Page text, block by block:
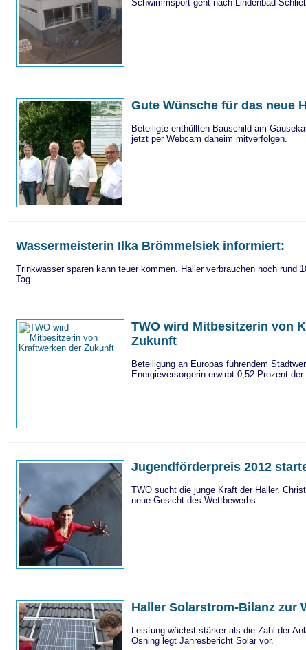
Schwimmsport geht nach Lindenbad-
Gute Wünsche für das neue
Beteiligte enthüllten Bauschild am
jetzt per Webcam daheim mitverfolgen.
Wassermeisterin Ilka Brömmelsiek informiert:
Trinkwasser sparen kann teuer kommen. Haller verbrauchen noch rund
Tag.
TWO wird Mitbesitzerin von
Zukunft
Beteiligung an Europas führendem
Energieversorgerin erwirbt 0,52 Prozent
Jugendförderpreis 2012
TWO sucht die junge Kraft der Haller.
neue Gesicht des Wettbewerbs.
Haller Solarstrom-Bilanz zur
Leistung wächst stärker als die Zahl der
Osning legt Jahresbericht Solar vor.